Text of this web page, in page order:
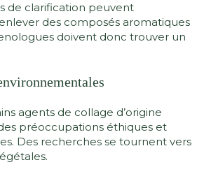
de clarification peuvent
des composés aromatiques
doivent donc trouver un
agents de collage d’origine
préoccupations éthiques et
Des recherches se tournent vers